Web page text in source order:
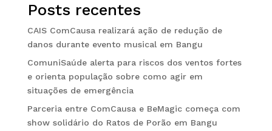
Posts recentes
CAIS ComCausa realizará ação de redução de
danos durante evento musical em Bangu
ComuniSaúde alerta para riscos dos ventos fortes
e orienta população sobre como agir em
situações de emergência
Parceria entre ComCausa e BeMagic começa com
show solidário do Ratos de Porão em Bangu